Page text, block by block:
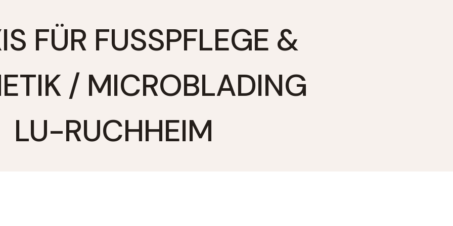
FÜR FUSSPFLEGE & K
/ MICROBLADING L
U-RUCHHEIM